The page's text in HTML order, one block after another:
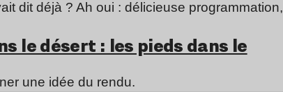
dit déjà ? Ah oui : délicieuse programmation,
le désert : les pieds dans le
une idée du rendu.